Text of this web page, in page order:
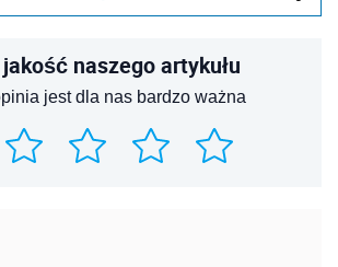
naszego artykułu
jest dla nas bardzo ważna